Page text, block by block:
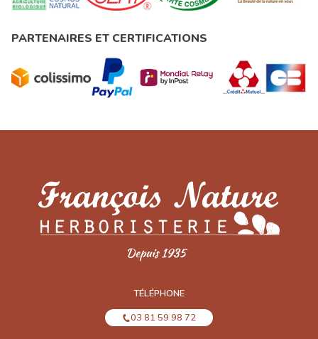
PARTENAIRES ET CERTIFICATIONS
TÉLÉPHONE
03 81 59 98 72